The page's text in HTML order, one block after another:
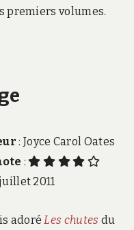
premiers volumes.
: Joyce Carol Oates
:
2011
adoré Les chutes du